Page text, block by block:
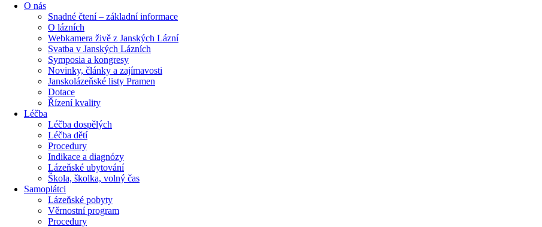
O nás
Snadné čtení – základní informace
O lázních
Webkamera živě z Janských Lázní
Svatba v Janských Lázních
Symposia a kongresy
Novinky, články a zajímavosti
Janskolázeňské listy Pramen
Dotace
Řízení kvality
Léčba
Léčba dospělých
Léčba dětí
Procedury
Indikace a diagnózy
Lázeňské ubytování
Škola, školka, volný čas
Samoplátci
Lázeňské pobyty
Věrnostní program
Procedury